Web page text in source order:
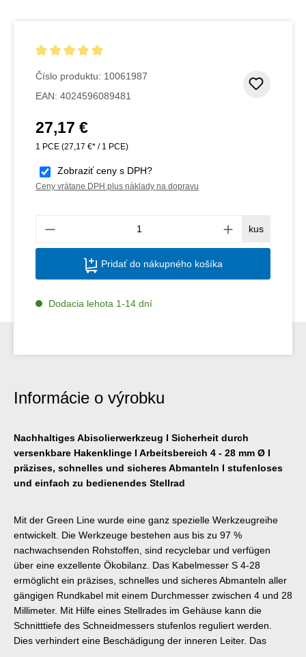
Číslo produktu: 10061987
EAN: 4024596089481
Bežná cena:
27,17 €
1 PCE (27,17 €* / 1 PCE)
Zobraziť ceny s DPH?
Ceny vrátane DPH plus náklady na dopravu
kus
Pridať do nákupného košíka
Dodacia lehota 1-14 dní
Informácie o výrobku
Nachhaltiges Abisolierwerkzeug I Sicherheit durch
versenkbare Hakenklinge I Arbeitsbereich 4 - 28 mm Ø I
präzises, schnelles und sicheres Abmanteln I stufenloses
und einfach zu bedienendes Stellrad
Mit der Green Line wurde eine ganz spezielle Werkzeugreihe
entwickelt. Die Werkzeuge bestehen aus bis zu 97 %
nachwachsenden Rohstoffen, sind recyclebar und verfügen
über eine exzellente Ökobilanz. Das Kabelmesser S 4-28
ermöglicht ein präzises, schnelles und sicheres Abmanteln aller
gängigen Rundkabel mit einem Durchmesser zwischen 4 und 28
Millimeter. Mit Hilfe eines Stellrades im Gehäuse kann die
Schnitttiefe des Schneidmessers stufenlos reguliert werden.
Dies verhindert eine Beschädigung der inneren Leiter. Das